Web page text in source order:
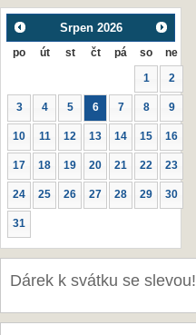
Srpen 2026
po út st čt pá so ne
1 2
3 4 5 6 7 8 9
10 11 12 13 14 15 16
17 18 19 20 21 22 23
24 25 26 27 28 29 30
31
Dárek k svátku se slevou!